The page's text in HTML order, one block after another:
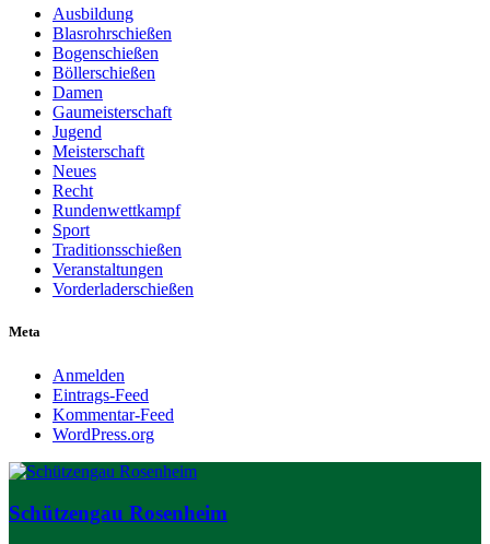
Ausbildung
Blasrohrschießen
Bogenschießen
Böllerschießen
Damen
Gaumeisterschaft
Jugend
Meisterschaft
Neues
Recht
Rundenwettkampf
Sport
Traditionsschießen
Veranstaltungen
Vorderladerschießen
Meta
Anmelden
Eintrags-Feed
Kommentar-Feed
WordPress.org
Schützengau Rosenheim